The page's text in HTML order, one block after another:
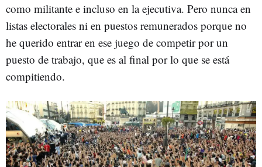
como militante e incluso en la ejecutiva. Pero nunca en
listas electorales ni en puestos remunerados porque no
he querido entrar en ese juego de competir por un
puesto de trabajo, que es al final por lo que se está
compitiendo.